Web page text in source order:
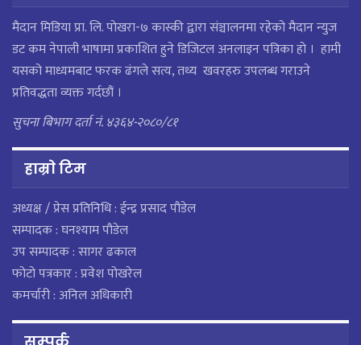
मैदान मिडिया प्रा. लि. पाेखरा-७ कास्की द्वारा संञ्चालनमा रहेको मैदान न्युज
डट कम नेपाली भाषामा प्रकाशित हुने डिजिटल अनलाइन पत्रिका हो । हामी
यसको माध्यमबाट फरक ढंगले सत्य, तथ्य खवरहरु उपलब्ध गराउने
प्रतिवद्धता व्यक्त गर्दछौं ।
सुचना बिभाग दर्ता नं. ४३६४-२०८०/८१
हाम्राे टिम
अध्यक्ष / प्रेस प्रतिनिधि : ईन्द्र प्रसाद पौडेल
सम्पादक : घनश्याम पौडेल
उप सम्पादक : सागर ढकाल
फोटो पत्रकार : प्रवेश पोखरेल
कमर्चारी : अनिल अधिकारी